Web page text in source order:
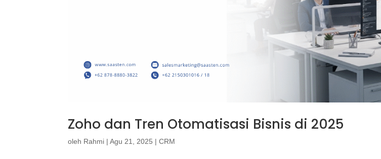
Zoho dan Tren Otomatisasi Bisnis di 2025
oleh Rahmi |Agu 21, 2025 |CRM